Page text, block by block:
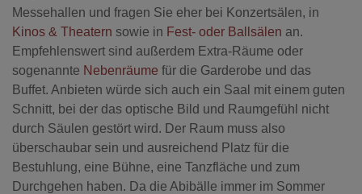
Messehallen und fragen Sie eher bei Konzertsälen, in
Kinos & Theatern sowie in Fest- oder Ballsälen an.
Empfehlenswert sind außerdem Extra-Räume oder
sogenannte Nebenräume für die Garderobe und das
Buffet. Anbieten würde sich auch ein Saal mit einem guten
Schnitt, bei der das optische Bild und Raumgefühl nicht
durch Säulen gestört wird. Der Raum muss also
überschaubar sein und ausreichend Platz für die
Bestuhlung, eine Bühne, eine Tanzfläche und zum
Durchgehen haben. Da die Abibälle immer im Sommer